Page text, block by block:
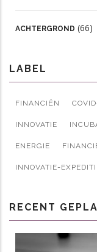
ACHTERGROND (66)
LABEL
FINANCIËN
INNOVATIE
ENERGIE
INNOVATIE-
RECENT